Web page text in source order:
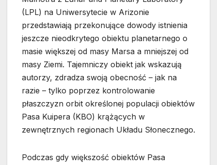
(LPL) na Uniwersytecie w Arizonie
przedstawiają przekonujące dowody istnienia
jeszcze nieodkrytego obiektu planetarnego o
masie większej od masy Marsa a mniejszej od
masy Ziemi. Tajemniczy obiekt jak wskazują
autorzy, zdradza swoją obecność – jak na
razie – tylko poprzez kontrolowanie
płaszczyzn orbit określonej populacji obiektów
Pasa Kuipera (KBO) krążących w
zewnętrznych regionach Układu Słonecznego.
Podczas gdy większość obiektów Pasa